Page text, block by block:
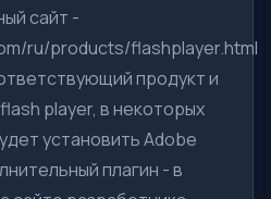
сайт -
ru/products/flashplayer.html
продукт и
player, в некоторых
установить Adobe
плагин - в